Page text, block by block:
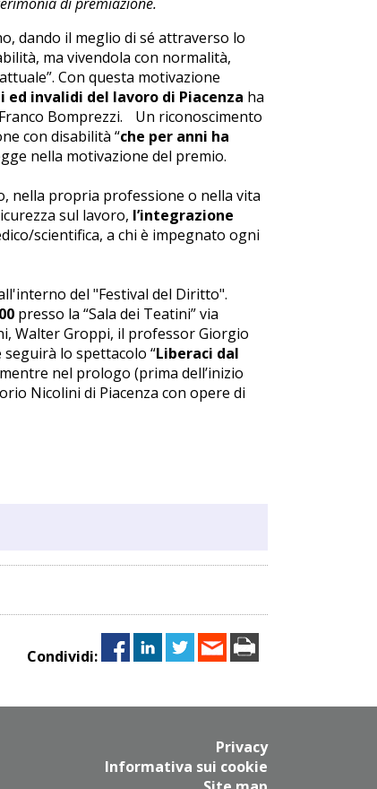
dando il meglio di sé attraverso lo
ma vivendola con normalità,
Con questa motivazione
invalidi del lavoro di Piacenza ha
Bomprezzi. Un riconoscimento
con disabilità “che per anni ha
nella motivazione del premio.
nella propria professione o nella vita
sul lavoro, l’integrazione
scientifica, a chi è impegnato ogni
del "Festival del Diritto".
presso la “Sala dei Teatini” via
Walter Groppi, il professor Giorgio
seguirà lo spettacolo “Liberaci dal
nel prologo (prima dell’inizio
Nicolini di Piacenza con opere di
Condividi:
Privacy
Informativa sui cookie